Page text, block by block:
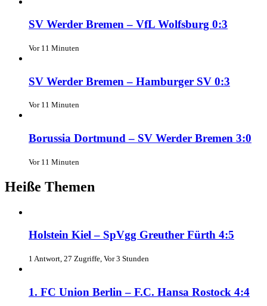
SV Werder Bremen – VfL Wolfsburg 0:3
Vor 11 Minuten
SV Werder Bremen – Hamburger SV 0:3
Vor 11 Minuten
Borussia Dortmund – SV Werder Bremen 3:0
Vor 11 Minuten
Heiße Themen
Holstein Kiel – SpVgg Greuther Fürth 4:5
1 Antwort, 27 Zugriffe, Vor 3 Stunden
1. FC Union Berlin – F.C. Hansa Rostock 4:4